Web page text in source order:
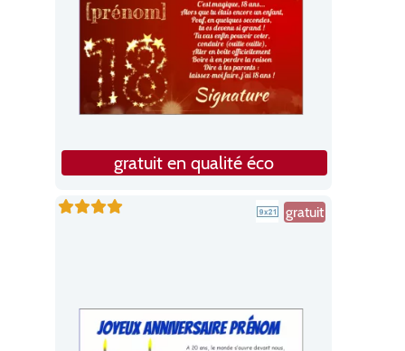
gratuit en qualité éco
gratuit